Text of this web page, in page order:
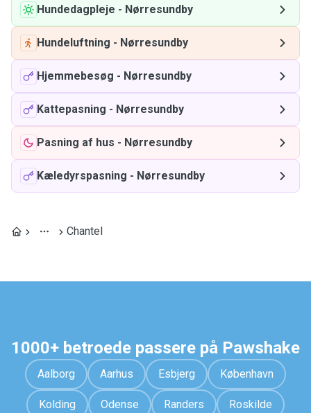
Hundedagpleje - Nørresundby
Hundeluftning - Nørresundby
Hjemmebesøg - Nørresundby
Kattepasning - Nørresundby
Pasning af hus - Nørresundby
Kæledyrspasning - Nørresundby
Chantel
1000+ betroede passere på Pawshake
Aalborg Aarhus Esbjerg København
Kolding Odense Randers Roskilde